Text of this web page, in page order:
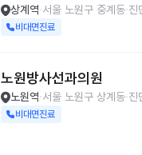
상계역 서울 노원구 중계동 진
비대면진료
노원방사선과의원
노원역 서울 노원구 상계동 진
비대면진료